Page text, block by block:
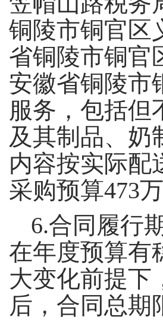
铜陵市铜官区
省铜陵市铜官
安徽省铜陵市
服务，包括但
及其制品、奶
内容按实际配
采购预算473
6.合同履行
在年度预算有
大变化前提下
后，合同总期